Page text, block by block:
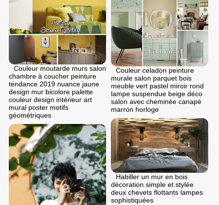
Couleur moutarde murs salon
chambre à coucher peinture
tendance 2019 nuance jaune
design mur bicolore palette
couleur design intérieur art
mural poster motifs
géométriques
Couleur celadon peinture
murale salon parquet bois
meuble vert pastel miroir rond
lampe suspendue beige déco
salon avec cheminée canapé
marron horloge
Habiller un mur en bois
décoration simple et stylée
deux chevets flottants lampes
sophistiquées